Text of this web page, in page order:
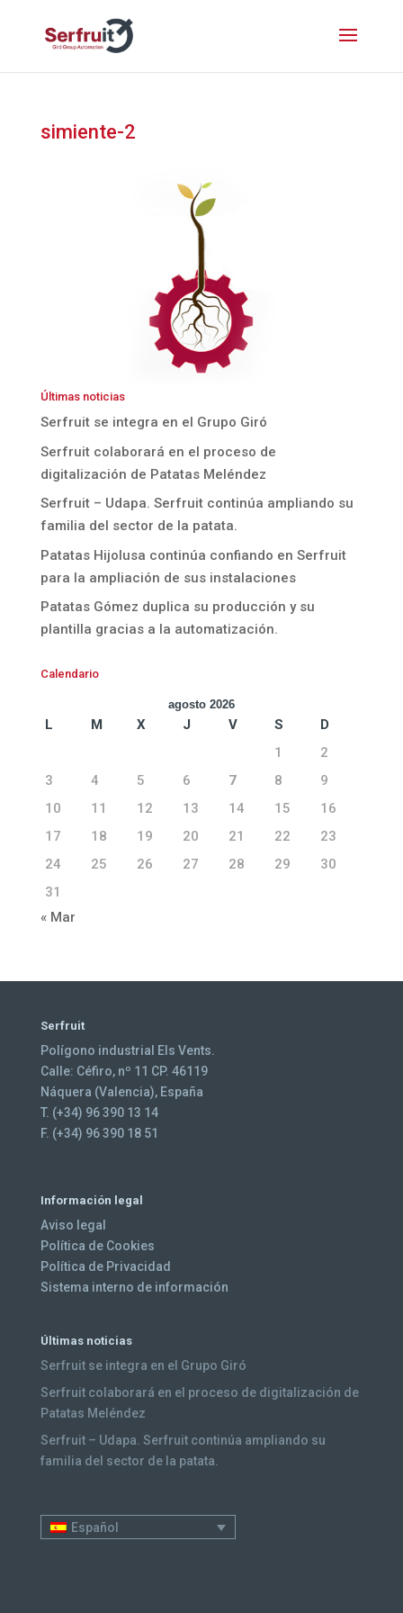
simiente-2
Últimas noticias
Serfruit se integra en el Grupo Giró
Serfruit colaborará en el proceso de
digitalización de Patatas Meléndez
Serfruit – Udapa. Serfruit continúa ampliando su
familia del sector de la patata.
Patatas Hijolusa continúa confiando en Serfruit
para la ampliación de sus instalaciones
Patatas Gómez duplica su producción y su
plantilla gracias a la automatización.
Calendario
agosto 2026
L M X J V S
D
1
2
3
4 5 6 7 8
9
10
11 12 13 14 15
16
17
18 19 20 21 22
23
24
25 26 27 28 29
30
31
« Mar
Serfruit
Polígono industrial Els Vents.
Calle: Céfiro, nº 11 CP. 46119
Náquera (Valencia), España
T. (+34) 96 390 13 14
F. (+34) 96 390 18 51
Información legal
Aviso legal
Política de Cookies
Política de Privacidad
Sistema interno de información
Últimas noticias
Serfruit se integra en el Grupo Giró
Serfruit colaborará en el proceso de digitalización de
Patatas Meléndez
Serfruit – Udapa. Serfruit continúa ampliando su
familia del sector de la patata.
Español